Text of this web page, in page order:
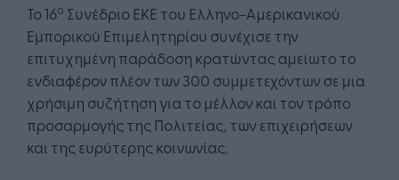
Το 16ο Συνέδριο ΕΚΕ του Ελληνο-Αμερικανικού
Εμπορικού Επιμελητηρίου συνέχισε την
επιτυχημένη παράδοση κρατώντας αμείωτο το
ενδιαφέρον πλέον των 300 συμμετεχόντων σε μια
χρήσιμη συζήτηση για το μέλλον και τον τρόπο
προσαρμογής της Πολιτείας, των επιχειρήσεων
και της ευρύτερης κοινωνίας.